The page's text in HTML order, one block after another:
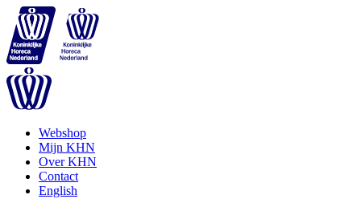
Webshop
Mijn KHN
Over KHN
Contact
English